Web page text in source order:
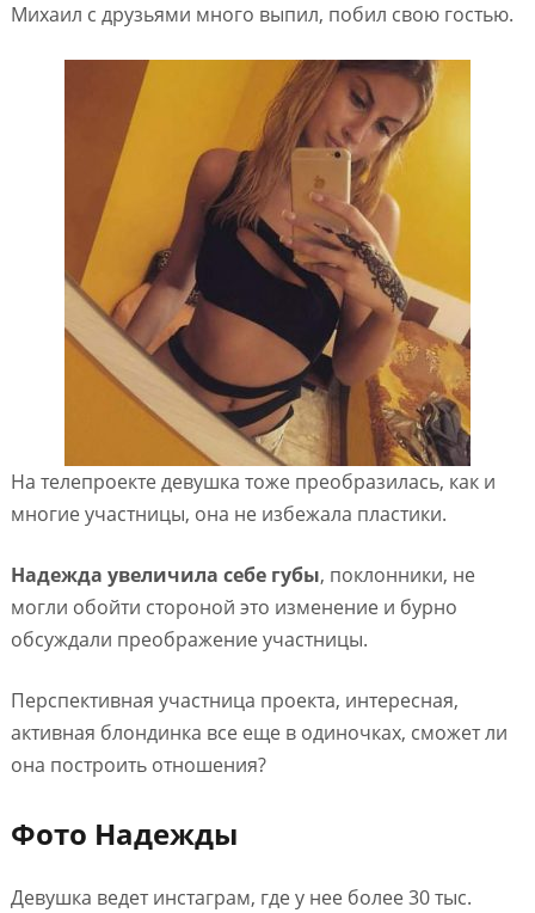
Михаил с друзьями много выпил, побил свою гостью.
На телепроекте девушка тоже преобразилась, как и
многие участницы, она не избежала пластики.
Надежда увеличила себе губы, поклонники, не
могли обойти стороной это изменение и бурно
обсуждали преображение участницы.
Перспективная участница проекта, интересная,
активная блондинка все еще в одиночках, сможет ли
она построить отношения?
Фото Надежды
Девушка ведет инстаграм, где у нее более 30 тыс.